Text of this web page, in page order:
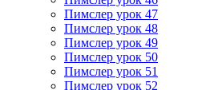
Пимслер урок 47
Пимслер урок 48
Пимслер урок 49
Пимслер урок 50
Пимслер урок 51
Пимслер урок 52